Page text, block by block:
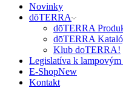
Novinky
dōTERRA
dōTERRA
dōTERRA
Klub doTERRA!
Legislatíva k
E-ShopNew
Kontakt